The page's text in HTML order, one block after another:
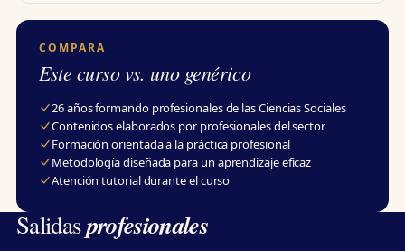
COMPARA
Este curso vs. uno genérico
26 años formando profesionales de las Ciencias Sociales
Contenidos elaborados por profesionales del sector
Formación orientada a la práctica profesional
Metodología diseñada para un aprendizaje eficaz
Atención tutorial durante el curso
Salidasprofesionales